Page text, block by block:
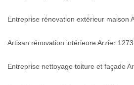
Entreprise rénovation extérieur maison
Artisan rénovation intérieure Arzier 1273
Entreprise nettoyage toiture et façade